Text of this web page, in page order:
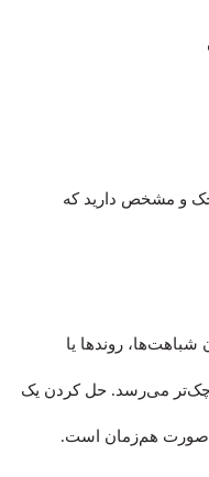
و مشخص دارید که
روندها یا
می‌رسد. حل کردن یک
هم‌زمان است.